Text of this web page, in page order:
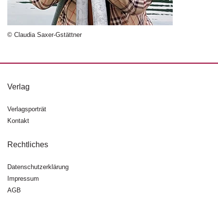
s
U
m
t
N
w
sl
e
N
e
© Claudia Saxer-Gstättner
Verlag
Verlagsporträt
Kontakt
Rechtliches
Datenschutzerklärung
Impressum
AGB